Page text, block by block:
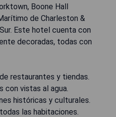
Boone Hall
de Charleston &
Este hotel cuenta con
decoradas, todas con
restaurantes y tiendas.
con vistas al agua.
históricas y culturales.
las habitaciones.